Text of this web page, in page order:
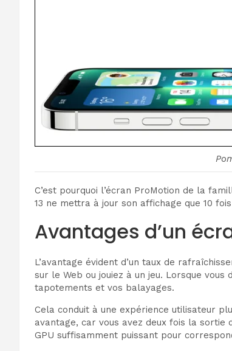
C’est pourquoi l’écran ProMotion de la
13 ne mettra à jour son affichage que 10
Avantages d’un
L’avantage évident d’un taux de
sur le Web ou jouiez à un jeu. Lorsque
tapotements et vos balayages.
Cela conduit à une expérience utilisateur
avantage, car vous avez deux fois la
GPU suffisamment puissant pour